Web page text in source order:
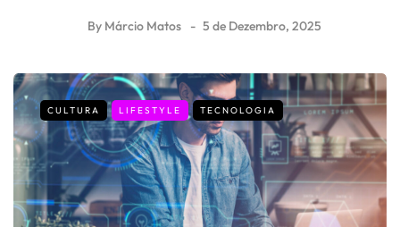
By Márcio Matos 5 de Dezembro, 2025
CULTURA LIFESTYLE TECNOLOGIA